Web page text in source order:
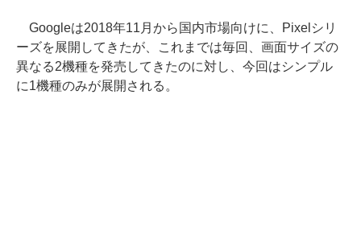
Googleは2018年11月から国内市場向けに、Pixelシリ
ーズを展開してきたが、これまでは毎回、画面サイズの
異なる2機種を発売してきたのに対し、今回はシンプル
に1機種のみが展開される。